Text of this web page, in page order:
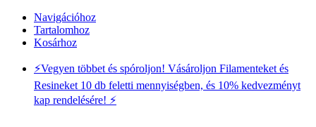
Navigációhoz
Tartalomhoz
Kosárhoz
⚡️Vegyen többet és spóroljon! Vásároljon Filamenteket és
Resineket 10 db feletti mennyiségben, és 10% kedvezményt
kap rendelésére! ⚡️